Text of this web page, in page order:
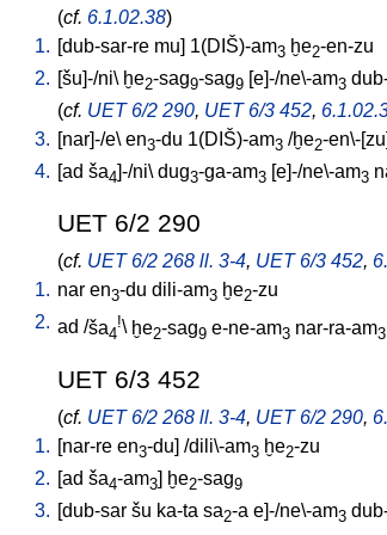
(cf. 6.1.02.38)
1. [dub-sar-re mu] 1(DIŠ)-am3 ḫe2-en-zu
2. [šu]-/ni\ ḫe2-sag9-sag9 [e]-/ne\-am3
(cf. UET 6/2 290, UET 6/3 452,
3. [nar]-/e\ en3-du 1(DIŠ)-am3 /ḫe2-en\-[zu]
4. [ad ša4]-/ni\ dug3-ga-am3 [e]-/ne\-am3
UET 6/2 290
(cf. UET 6/2 268 ll. 3-4, UET 6/3 452,
1. nar en3-du dili-am3 ḫe2-zu
2. ad /ša4
!\ ḫe2-sag9 e-ne-am3 nar-ra-am3
UET 6/3 452
(cf. UET 6/2 268 ll. 3-4, UET 6/2 290,
1. [nar-re en3-du] /dili\-am3 ḫe2-zu
2. [ad ša4-am3] ḫe2-sag9
3. [dub-sar šu ka-ta sa2-a e]-/ne\-am3